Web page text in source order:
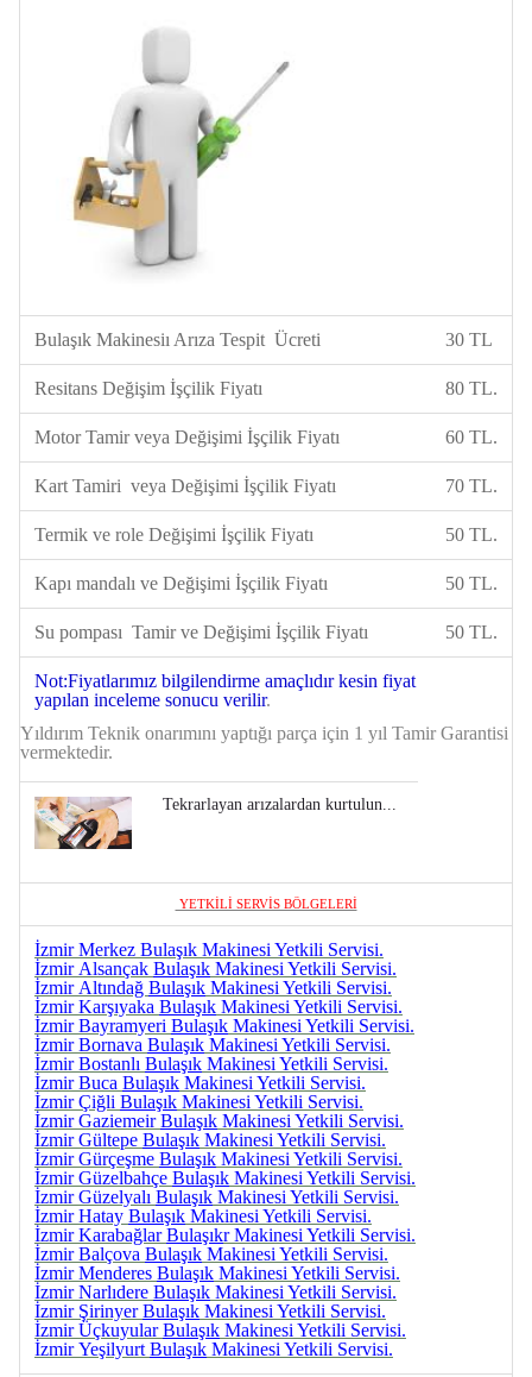
Bulaşık Makinesiı Arıza Tespit Ücreti 30 TL
Resitans Değişim İşçilik Fiyatı 80 TL.
Motor Tamir veya Değişimi İşçilik Fiyatı 60 TL.
Kart Tamiri veya Değişimi İşçilik Fiyatı 70 TL.
Termik ve role Değişimi İşçilik Fiyatı 50 TL.
Kapı mandalı ve Değişimi İşçilik Fiyatı 50 TL.
Su pompası Tamir ve Değişimi İşçilik Fiyatı 50 TL.
Not:Fiyatlarımız bilgilendirme amaçlıdır kesin fiyat
yapılan inceleme sonucu verilir.
Yıldırım Teknik onarımını yaptığı parça için 1 yıl Tamir Garantisi
vermektedir.
Tekrarlayan arızalardan kurtulun...
YETKİLİ SERVİS BÖLGELERİ
İzmir Merkez Bulaşık Makinesi Yetkili Servisi.
İzmir Alsançak Bulaşık Makinesi Yetkili Servisi.
İzmir Altındağ Bulaşık Makinesi Yetkili Servisi.
İzmir Karşıyaka Bulaşık Makinesi Yetkili Servisi.
İzmir Bayramyeri Bulaşık Makinesi Yetkili Servisi.
İzmir Bornava Bulaşık Makinesi Yetkili Servisi.
İzmir Bostanlı Bulaşık Makinesi Yetkili Servisi.
İzmir Buca Bulaşık Makinesi Yetkili Servisi.
İzmir Çiğli Bulaşık Makinesi Yetkili Servisi.
İzmir GaziemeirBulaşık Makinesi Yetkili Servisi.
İzmir Gültepe Bulaşık Makinesi Yetkili Servisi.
İzmir Gürçeşme Bulaşık Makinesi Yetkili Servisi.
İzmir Güzelbahçe Bulaşık Makinesi Yetkili Servisi.
İzmir Güzelyalı Bulaşık Makinesi Yetkili Servisi.
İzmir Hatay Bulaşık Makinesi Yetkili Servisi.
İzmir KarabağlarBulaşıkr Makinesi Yetkili Servisi.
İzmir Balçova Bulaşık Makinesi Yetkili Servisi.
İzmir Menderes Bulaşık Makinesi Yetkili Servisi.
İzmir Narlıdere Bulaşık Makinesi Yetkili Servisi.
İzmir ŞirinyerBulaşık Makinesi Yetkili Servisi.
İzmir ÜçkuyularBulaşık Makinesi Yetkili Servisi.
İzmir Yeşilyurt Bulaşık Makinesi Yetkili Servisi.